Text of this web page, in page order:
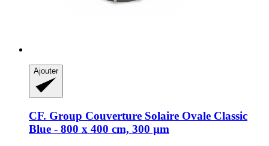
Ajouter
CF. Group Couverture Solaire Ovale Classic
Blue -​ 800 x 400 cm, 300 µm